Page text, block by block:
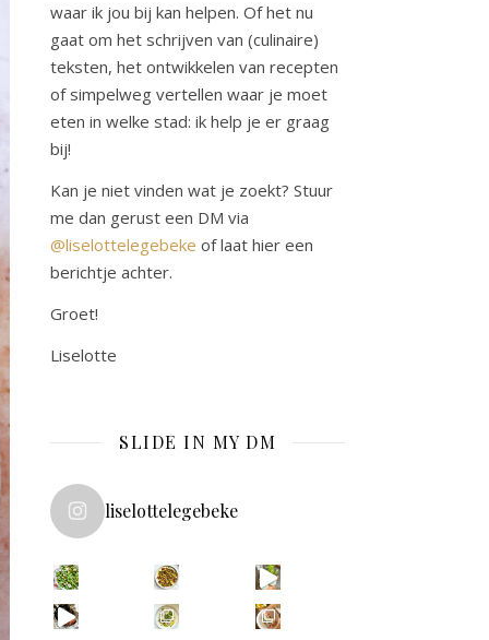
waar ik jou bij kan helpen. Of het nu
gaat om het schrijven van (culinaire)
teksten, het ontwikkelen van recepten
of simpelweg vertellen waar je moet
eten in welke stad: ik help je er graag
bij!
Kan je niet vinden wat je zoekt? Stuur
me dan gerust een DM via
@liselottelegebeke of laat hier een
berichtje achter.
Groet!
Liselotte
SLIDE IN MY DM
liselottelegebeke
De al
In een opwelling beste